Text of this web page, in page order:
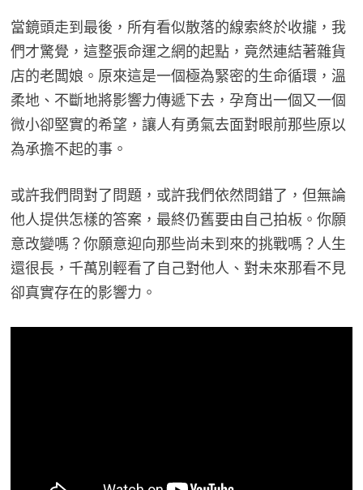
當鏡頭走到最後，所有看似散落的線索終於收攏，我
們才驚覺，這整張命運之網的起點，竟然連結著雜貨
店的老闆娘。原來這是一個極為緊密的生命循環，溫
柔地、不斷地將影響力傳遞下去，孕育出一個又一個
微小卻堅實的希望，讓人有勇氣去面對眼前那些原以
為承擔不起的事。
或許我們問對了問題，或許我們依然問錯了，但無論
他人提供怎樣的答案，最終仍舊要由自己拍板。你願
意改變嗎？你願意迎向那些尚未到來的挑戰嗎？人生
還很長，千萬別輕看了自己對他人、對未來那看不見
卻真實存在的影響力。